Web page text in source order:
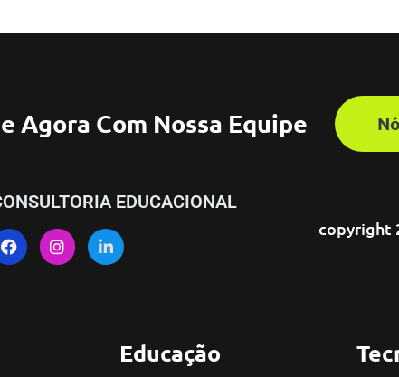
Agora Com Nossa Equipe
EDUCACIONAL
copyright
Educação